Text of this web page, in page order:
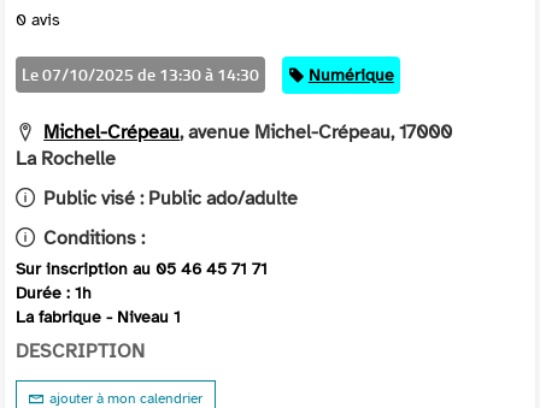
0 avis
Le 07/10/2025 de 13:30 à 14:30 Catégorie
Numérique
Michel-Crépeau, avenue Michel-Crépeau, 17000
La Rochelle
Public visé : Public ado/adulte
Conditions :
Sur inscription au 05 46 45 71 71
Durée : 1h
La fabrique - Niveau 1
DESCRIPTION
ajouter à mon calendrier